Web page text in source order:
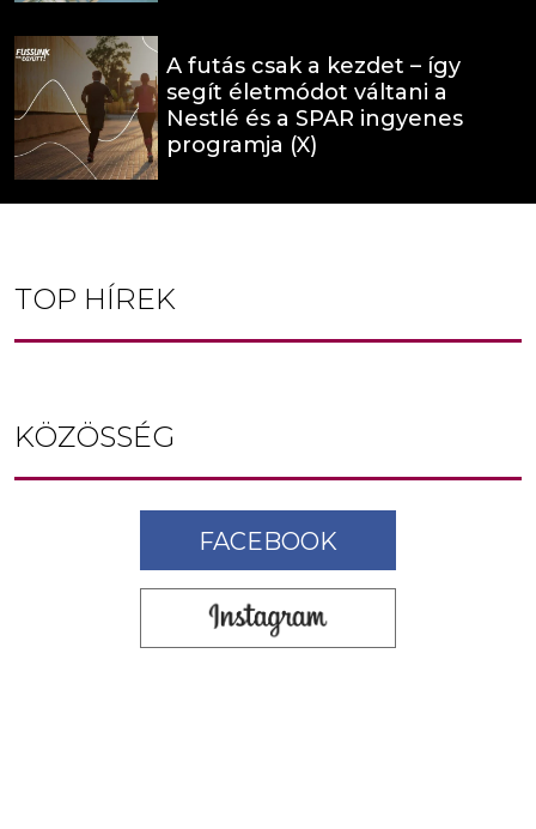
A futás csak a kezdet – így
segít életmódot váltani a
Nestlé és a SPAR ingyenes
programja (X)
TOP HÍREK
KÖZÖSSÉG
FACEBOOK